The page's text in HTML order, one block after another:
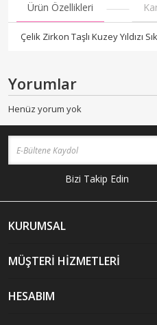
Ürün Özellikleri
Çelik Zirkon Taşlı Kuzey Yıldızı
Yorumlar
Henüz yorum yok
Bizi Takip Edin
KURUMSAL
MÜŞTERİ HİZMETLERİ
HESABIM